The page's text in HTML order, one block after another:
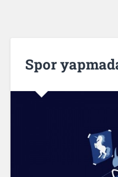
Spor